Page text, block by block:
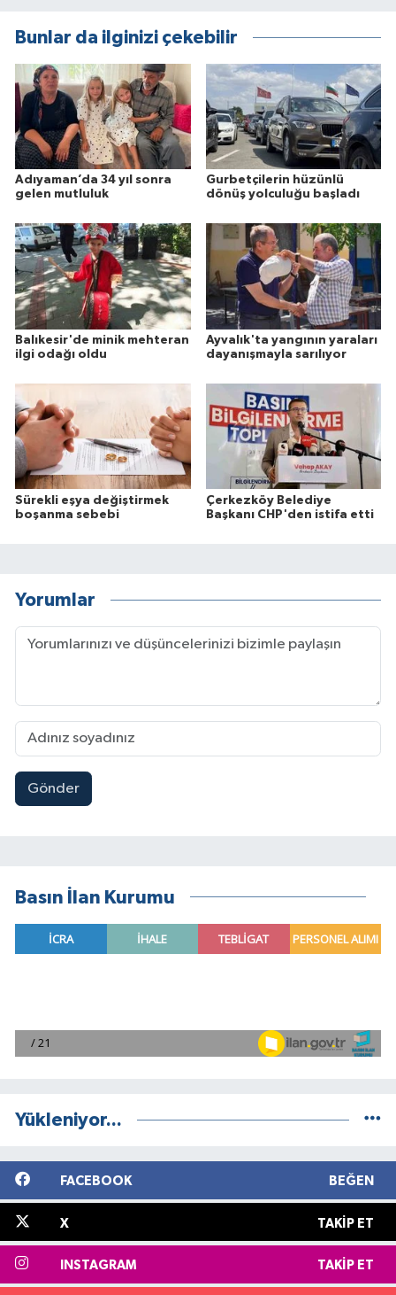
Bunlar da ilginizi çekebilir
Adıyaman’da 34 yıl sonra
gelen mutluluk
Gurbetçilerin hüzünlü
dönüş yolculuğu başladı
Balıkesir'de minik mehteran
ilgi odağı oldu
Ayvalık'ta yangının yaraları
dayanışmayla sarılıyor
Sürekli eşya değiştirmek
boşanma sebebi
Çerkezköy Belediye
Başkanı CHP'den istifa etti
Yorumlar
Gönder
Basın İlan Kurumu
Yükleniyor...
FACEBOOK BEĞEN
X TAKIP ET
INSTAGRAM TAKIP ET